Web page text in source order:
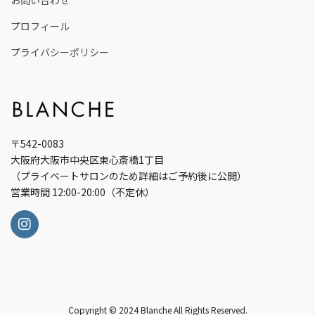
プロフィール
プライバシーポリシー
〒542-0083
大阪府大阪市中央区東心斎橋1丁目
（プライベートサロンのため詳細はご予約後に公開）
営業時間 12:00-20:00（不定休）
Copyright © 2024 Blanche All Rights Reserved.